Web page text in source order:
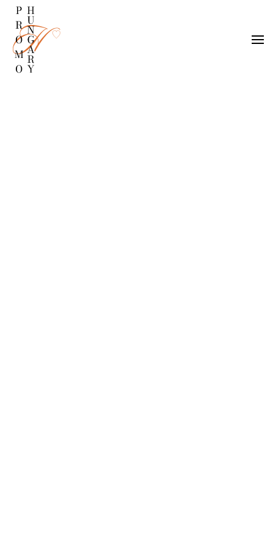
Fő tartalom átugrása